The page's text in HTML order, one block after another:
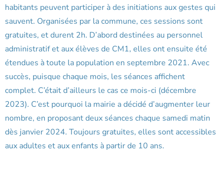
habitants peuvent participer à des initiations aux gestes qui
sauvent. Organisées par la commune, ces sessions sont
gratuites, et durent 2h. D’abord destinées au personnel
administratif et aux élèves de CM1, elles ont ensuite été
étendues à toute la population en septembre 2021. Avec
succès, puisque chaque mois, les séances affichent
complet. C’était d’ailleurs le cas ce mois-ci (décembre
2023). C’est pourquoi la mairie a décidé d’augmenter leur
nombre, en proposant deux séances chaque samedi matin
dès janvier 2024. Toujours gratuites, elles sont accessibles
aux adultes et aux enfants à partir de 10 ans.